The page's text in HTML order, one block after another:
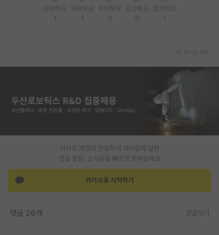
인문사회 계열 게시판
특수/전문대학원 게시판
반도체/AI 게시판
장학금/장학생 게시판
홍보 게시판
커리어
카카오 계정과 연동하여 게시글에 달린
댓글 알람, 소식등을 빠르게 받아보세요
카카오로 시작하기
댓글 26개 댓글쓰기